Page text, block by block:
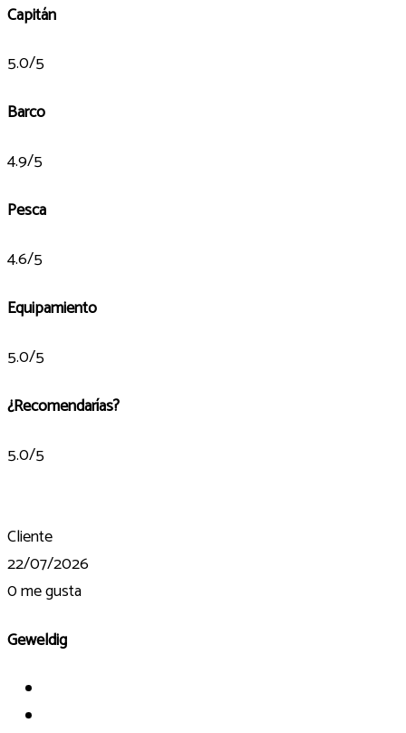
Capitán
5.0/5
Barco
4.9/5
Pesca
4.6/5
Equipamiento
5.0/5
¿Recomendarías?
5.0/5
Cliente
22/07/2026
0me gusta
Geweldig